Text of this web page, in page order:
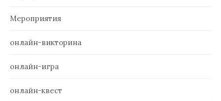
Мероприятия
онлайн-викторина
онлайн-игра
онлайн-квест